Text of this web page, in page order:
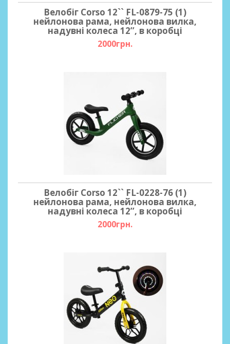
Велобіг Corso 12`` FL-0879-75 (1)
нейлонова рама, нейлонова вилка,
надувні колеса 12’’, в коробці
2000грн.
Велобіг Corso 12`` FL-0228-76 (1)
нейлонова рама, нейлонова вилка,
надувні колеса 12’’, в коробці
2000грн.